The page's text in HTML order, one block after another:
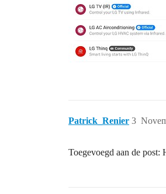
Patrick_Renier 3
Toegevoegd aan de